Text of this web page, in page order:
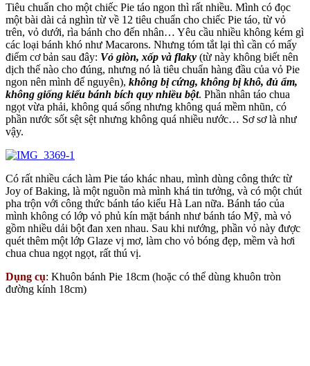
Tiêu chuẩn cho một chiếc Pie táo ngon thì rất nhiều. Mình có đọc
một bài dài cả nghìn từ về 12 tiêu chuẩn cho chiếc Pie táo, từ vỏ
trên, vỏ dưới, rìa bánh cho đến nhân… Yêu cầu nhiều không kém gì
các loại bánh khó như Macarons. Nhưng tóm tắt lại thì cần có mấy
điểm cơ bản sau đây: Vỏ giòn, xốp và flaky (từ này không biết nên
dịch thế nào cho đúng, nhưng nó là tiêu chuẩn hàng đầu của vỏ Pie
ngon nên mình để nguyên), không bị cứng, không bị khô, đủ ẩm,
không giống kiểu bánh bích quy nhiều bột. Phần nhân táo chua
ngọt vừa phải, không quá sống nhưng không quá mềm nhũn, có
phần nước sốt sệt sệt nhưng không quá nhiều nước… Sơ sơ là như
vậy.
Có rất nhiều cách làm Pie táo khác nhau, mình dùng công thức từ
Joy of Baking, là một nguồn mà mình khá tin tưởng, và có một chút
pha trộn với công thức bánh táo kiểu Hà Lan nữa. Bánh táo của
mình không có lớp vỏ phủ kín mặt bánh như bánh táo Mỹ, mà vỏ
gồm nhiều dải bột đan xen nhau. Sau khi nướng, phần vỏ này được
quét thêm một lớp Glaze vị mơ, làm cho vỏ bóng đẹp, mềm và hơi
chua chua ngọt ngọt, rất thú vị.
Dụng cụ: Khuôn bánh Pie 18cm (hoặc có thể dùng khuôn tròn
đường kính 18cm)